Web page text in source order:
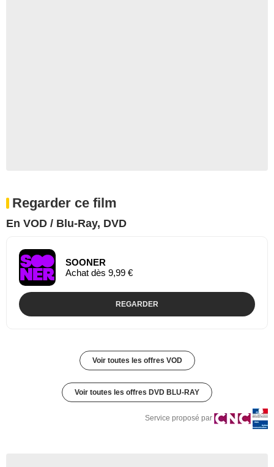
Regarder ce film
En VOD / Blu-Ray, DVD
SOONER
Achat dès 9,99 €
REGARDER
Voir toutes les offres VOD
Voir toutes les offres DVD BLU-RAY
Service proposé par